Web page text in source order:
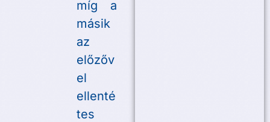
míg a
másik
az
előzőv
el
ellenté
tes